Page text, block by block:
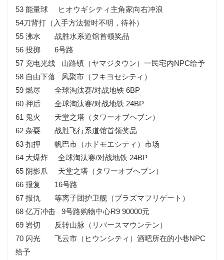
53 能量球 ヒオウギシティ主角家向右冲浪
54刀背打（入手方法暂时不明，待补）
55 沸水 战胜水系道馆首领奖品
56 投掷 6号路
57 充电光线 山路镇（ヤマジタウン）一民宅内NPC给予
58 自由下落 风聚市（フキヨセシティ）
59 燃尽 全球淘汰赛/对战地铁 6BP
60 押后 全球淘汰赛/对战地铁 24BP
61 鬼火 天堂之塔（タワーオブヘブン）
62 杂耍 战胜飞行系道馆首领奖品
63 扣押 帆巴市（ホドモエシティ）市场
64 大爆炸 全球淘汰赛/对战地铁 24BP
65 阴影爪 天堂之塔（タワーオブヘブン）
66 报复 16号路
67 报仇 等离子团护卫舰（プラズマフリゲート）
68 亿万冲击 9号路购物中心R9 90000元
69 岩切 反转山脉（リバースマウンテン）
70 闪光 飞云市（ヒウンシティ）酒吧所在的小巷NPC
给予